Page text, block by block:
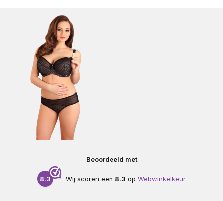
Beoordeeld met
8.3 Wij scoren een 8.3 op Webwinkelkeur